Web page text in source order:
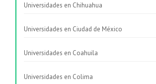
Universidades en Chihuahua
Universidades en Ciudad de México
Universidades en Coahuila
Universidades en Colima